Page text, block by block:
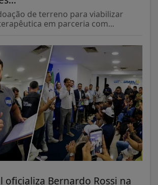
de terreno para viabilizar
em parceria com...
oficializa Bernardo Rossi na